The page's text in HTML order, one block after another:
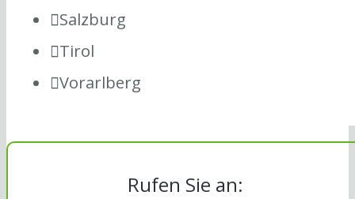
Salzburg
Tirol
Vorarlberg
Rufen Sie an: